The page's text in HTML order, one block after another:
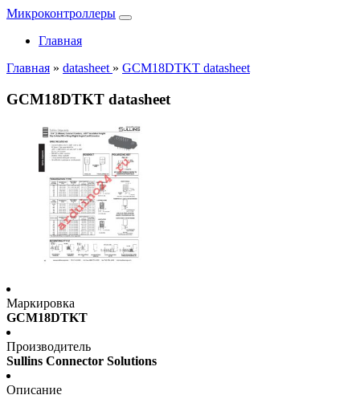
Микроконтроллеры
Главная
Главная » datasheet » GCM18DTKT datasheet
GCM18DTKT datasheet
Маркировка
GCM18DTKT
Производитель
Sullins Connector Solutions
Описание